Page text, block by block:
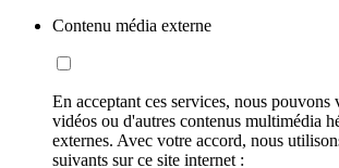
Contenu média externe
En acceptant ces services, nous pouvons
vidéos ou d'autres contenus multimédia
externes. Avec votre accord, nous
suivants sur ce site internet :